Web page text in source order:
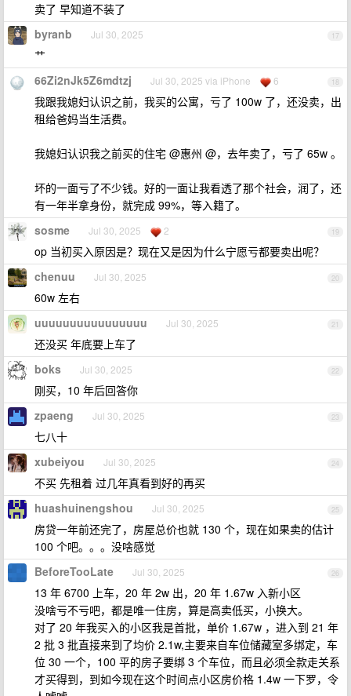
卖了 早知道不装了
17
byranb Jul 30, 2025
艹
18
66Zi2nJk5Z6mdtzj Jul 30, 2025 via iPhone 6
我跟我媳妇认识之前，我买的公寓，亏了 100w 了，还没卖，出
租给爸妈当生活费。
我媳妇认识我之前买的住宅 @惠州 @，去年卖了，亏了 65w 。
坏的一面亏了不少钱。好的一面让我看透了那个社会，润了，还
有一年半拿身份，就完成 99%，等入籍了。
19
sosme Jul 30, 2025 2
op 当初买入原因是？现在又是因为什么宁愿亏都要卖出呢？
20
chenuu Jul 30, 2025
60w 左右
21
uuuuuuuuuuuuuuuu Jul 30, 2025
还没买 年底要上车了
22
boks Jul 30, 2025
刚买，10 年后回答你
23
zpaeng Jul 30, 2025
七八十
24
xubeiyou Jul 30, 2025
不买 先租着 过几年真看到好的再买
25
huashuinengshou Jul 30, 2025
房贷一年前还完了，房屋总价也就 130 个，现在如果卖的估计
100 个吧。。。没啥感觉
26
BeforeTooLate Jul 30, 2025
13 年 6700 上车，20 年 2w 出，20 年 1.67w 入新小区
没啥亏不亏吧，都是唯一住房，算是高卖低买，小换大。
对了 20 年我买入的小区我是首批，单价 1.67w ，进入到 21 年
2 批 3 批直接来到了均价 2.1w,主要来自车位储藏室多绑定，车
位 30 一个，100 平的房子要绑 3 个车位，而且必须全款走关系
才买得到，到如今现在这个时间点小区房价格 1.4w 一下罗，令